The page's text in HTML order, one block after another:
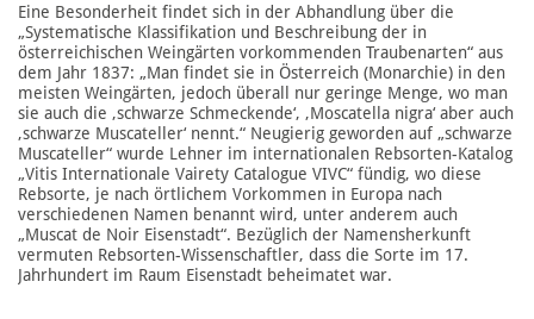
Eine Besonderheit findet sich in der Abhandlung über die
„Systematische Klassifikation und Beschreibung der in
österreichischen Weingärten vorkommenden Traubenarten“ aus
dem Jahr 1837: „Man findet sie in Österreich (Monarchie) in den
meisten Weingärten, jedoch überall nur geringe Menge, wo man
sie auch die ‚schwarze Schmeckende‘, ‚Moscatella nigra‘ aber auch
,schwarze Muscateller‘ nennt.“ Neugierig geworden auf „schwarze
Muscateller“ wurde Lehner im internationalen Rebsorten-Katalog
„Vitis Internationale Vairety Catalogue VIVC“ fündig, wo diese
Rebsorte, je nach örtlichem Vorkommen in Europa nach
verschiedenen Namen benannt wird, unter anderem auch
„Muscat de Noir Eisenstadt“. Bezüglich der Namensherkunft
vermuten Rebsorten-Wissenschaftler, dass die Sorte im 17.
Jahrhundert im Raum Eisenstadt beheimatet war.